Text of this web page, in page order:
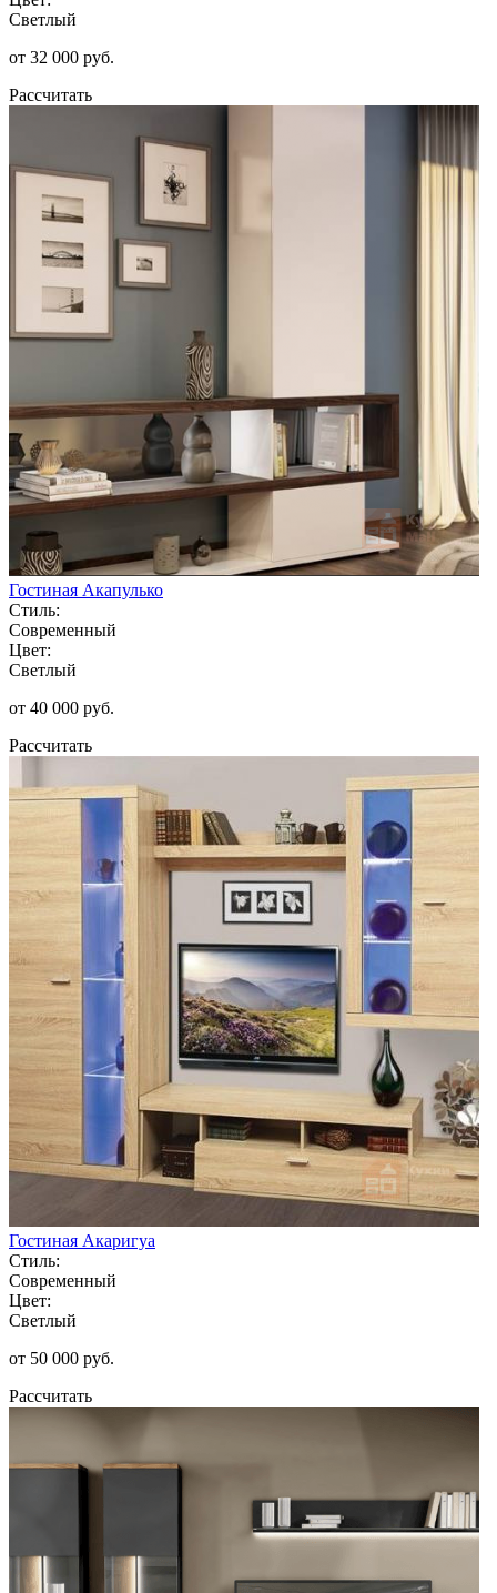
Светлый
от 32 000 руб.
Рассчитать
Гостиная Акапулько
Стиль:
Современный
Цвет:
Светлый
от 40 000 руб.
Рассчитать
Гостиная Акаригуа
Стиль:
Современный
Цвет:
Светлый
от 50 000 руб.
Рассчитать